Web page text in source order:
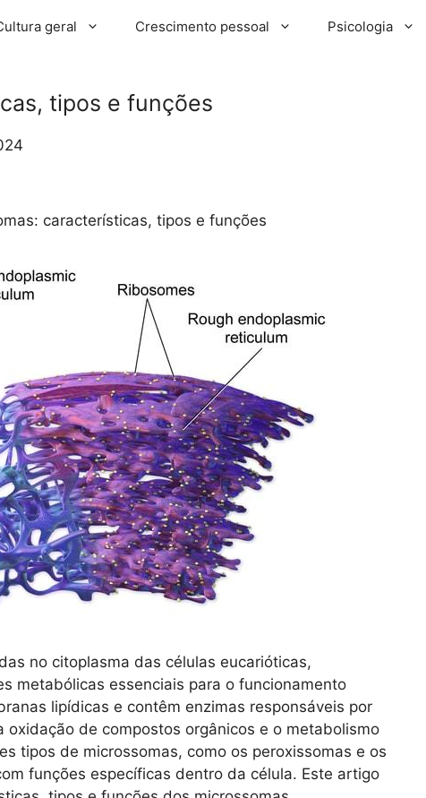
geral Crescimento pessoal Psicologia
tipos e funções
características, tipos e funções
no citoplasma das células eucarióticas,
metabólicas essenciais para o funcionamento
lipídicas e contêm enzimas responsáveis por
oxidação de compostos orgânicos e o metabolismo
tipos de microssomas, como os peroxissomas e os
funções específicas dentro da célula. Este artigo